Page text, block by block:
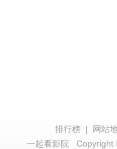
排行榜 | 网站
一起看影院
Copyright